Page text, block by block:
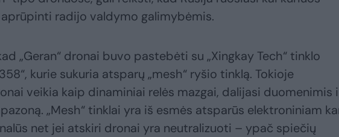
aprūpinti radijo valdymo galimybėmis.
„Geran“ dronai buvo pastebėti su „Xingkay Tech“ tinklo
kurie sukuria atsparų „mesh“ ryšio tinklą. Tokioje
veikia kaip dinaminiai relės mazgai, dalijasi duomenimis
„Mesh“ tinklai yra iš esmės atsparūs elektroniniam
net jei atskiri dronai yra neutralizuoti – ypač spiečių